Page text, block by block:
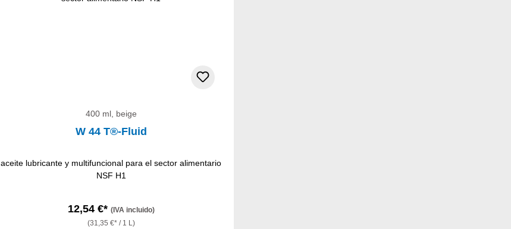
400 ml, beige
W 44 T®-Fluid
aceite lubricante y multifuncional para el sector alimentario
NSF H1
12,54 €* (IVA incluido)
(31,35 €* / 1 L)